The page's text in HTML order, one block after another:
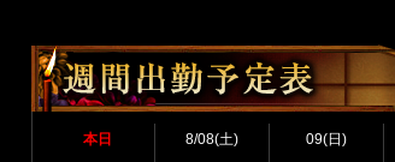
本日 8/08(土) 09(日)